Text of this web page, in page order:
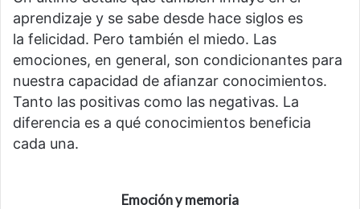
aprendizaje y se sabe desde hace siglos es
la felicidad. Pero también el miedo. Las
emociones, en general, son condicionantes para
nuestra capacidad de afianzar conocimientos.
Tanto las positivas como las negativas. La
diferencia es a qué conocimientos beneficia
cada una.
Emoción y memoria